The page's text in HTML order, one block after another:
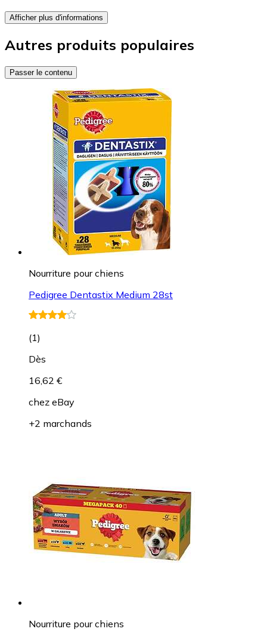
Afficher plus d'informations
Autres produits populaires
Passer le contenu
Nourriture pour chiens
Pedigree Dentastix Medium 28st
(1)
Dès
16,62 €
chez eBay
+2 marchands
Nourriture pour chiens